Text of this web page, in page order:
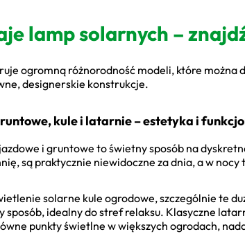
lamp solarnych –
ogromną różnorodność modeli, które
designerskie konstrukcje.
kule i latarnie – estetyka i
i gruntowe to świetny sposób na
są praktycznie niewidoczne za dnia, a w
solarne kule ogrodowe, szczególnie te
sposób, idealny do stref relaksu. Klasyczne
punkty świetlne w większych ogrodach,